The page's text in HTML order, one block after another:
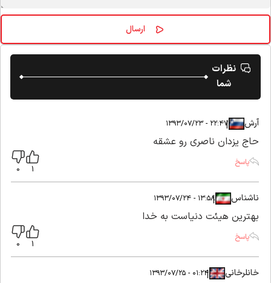
نظرات
شما
آرش|
|۲۲:۴۷ - ۱۳۹۳/۰۷/۲۳
حاج یزدان ناصری رو عشقه
پاسخ
ناشناس|
|۱۳:۵۸ - ۱۳۹۳/۰۷/۲۴
بهترين هيئت دنياست به خدا
پاسخ
خانلرخانی|
|۰۱:۲۴ - ۱۳۹۳/۰۷/۲۵